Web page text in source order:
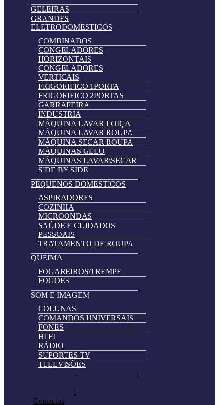
GELEIRAS
GRANDES
ELETRODOMESTICOS
COMBINADOS
CONGELADORES
HORIZONTAIS
CONGELADORES
VERTICAIS
FRIGORIFICO 1PORTA
FRIGORIFICO 2PORTAS
GARRAFEIRA
INDUSTRIA
MÁQUINA LAVAR LOIÇA
MÁQUINA LAVAR ROUPA
MÁQUINA SECAR ROUPA
MÁQUINAS GELO
MÁQUINAS LAVAR\SECAR
SIDE BY SIDE
PEQUENOS DOMESTICOS
ASPIRADORES
COZINHA
MICROONDAS
SAÚDE E CUIDADOS
PESSOAIS
TRATAMENTO DE ROUPA
QUEIMA
FOGAREIROS\TREMPE
FOGÕES
SOM E IMAGEM
COLUNAS
COMANDOS UNIVERSAIS
FONES
HI FI
RÁDIO
SUPORTES TV
TELEVISÕES
Pedir Cotação
Contactos